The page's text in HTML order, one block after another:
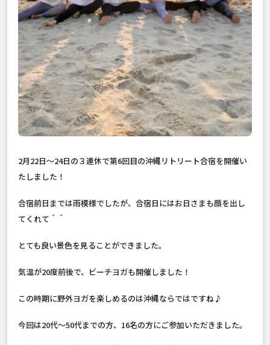
2月22日〜24日の３連休で第6回目の沖縄リトリート合宿を開催い
たしました！
合宿前日までは雨模様でしたが、合宿日にはお日さまも顔を出し
てくれて＾＾
とても良い景色を見ることができました。
気温が20度前後で、ビーチヨガも開催しました！
この時期に野外ヨガを楽しめるのは沖縄ならではですね♪
今回は20代〜50代までの方、16名の方にご参加いただきました。